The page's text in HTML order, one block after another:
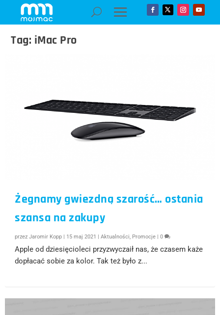
Tag: iMac Pro
Żegnamy gwiezdną szarość… ostania
szansa na zakupy
przezJaromir Kopp 15 maj 2021 |Aktualności, Promocje |0
Apple od dziesięcioleci przyzwyczaił nas, że czasem każe
dopłacać sobie za kolor. Tak też było z...